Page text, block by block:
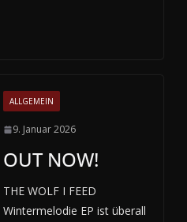
ALLGEMEIN
9. Januar 2026
OUT NOW!
THE WOLF I FEED
Wintermelodie EP ist überall